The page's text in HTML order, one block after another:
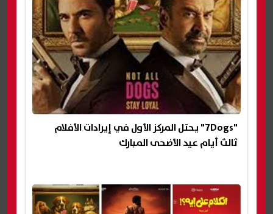
"7Dogs" يحتل المركز الأول في إيرادات الأفلام
ثالث أيام عيد الأضحى المبارك